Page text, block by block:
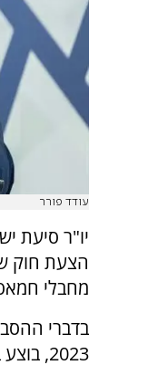
עודד פורר
יו"ר סיעת
הצעת חוק
מחבלי
בדברי
2023,